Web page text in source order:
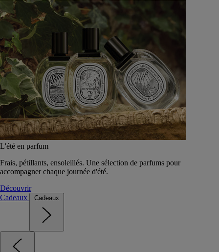
L'été en parfum
Frais, pétillants, ensoleillés. Une sélection de parfums pour
accompagner chaque journée d'été.
Découvrir
Cadeaux
Cadeaux